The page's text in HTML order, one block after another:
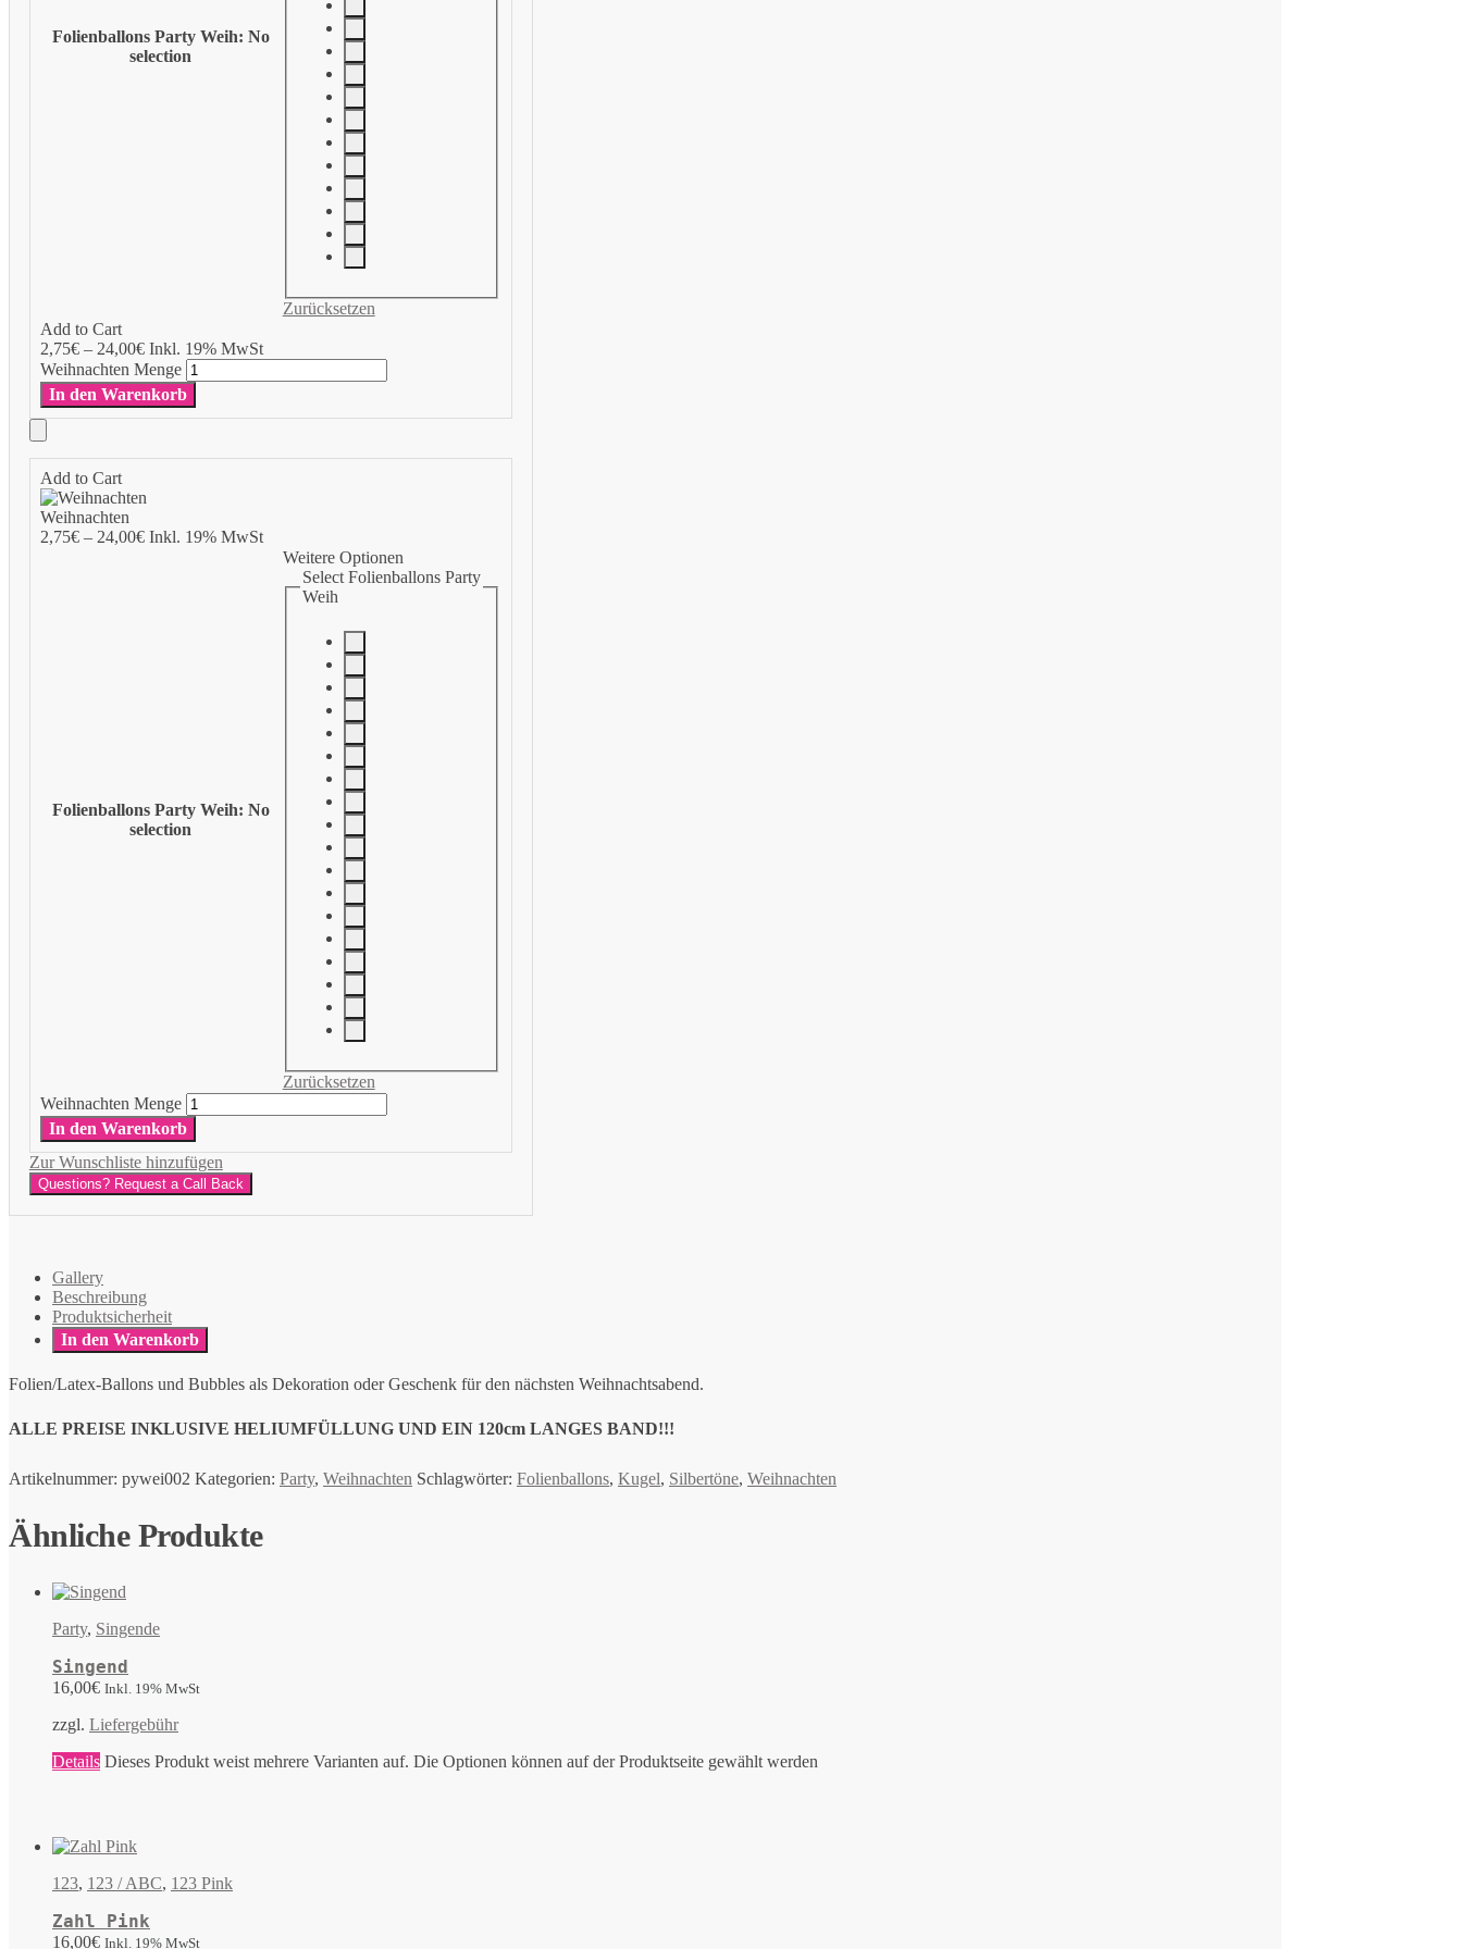
Add to Cart
2,75€– 24,00€Inkl. 19% MwSt
Folienballons Party Weih: No
selection
Zurücksetzen
Weihnachten Menge
In den Warenkorb
Add to Cart
Weihnachten
2,75€– 24,00€Inkl. 19% MwSt
Folienballons Party Weih: No
selection
Weitere Optionen
Select Folienballons Party
Weih
Zurücksetzen
Weihnachten Menge
In den Warenkorb
Zur Wunschliste hinzufügen
Questions? Request a Call Back
Gallery
Beschreibung
Produktsicherheit
In den Warenkorb
Folien/Latex-Ballons und Bubbles als Dekoration oder Geschenk für den nächsten Weihnachtsabend.
ALLE PREISE INKLUSIVE HELIUMFÜLLUNG UND EIN 120cm LANGES BAND!!!
Artikelnummer: pywei002 Kategorien: Party, Weihnachten Schlagwörter: Folienballons, Kugel, Silbertöne, Weihnachten
Ähnliche Produkte
Party, Singende
Singend
16,00€ Inkl. 19% MwSt
zzgl. Liefergebühr
Details Dieses Produkt weist mehrere Varianten auf. Die Optionen können auf der Produktseite gewählt werden
123, 123 / ABC, 123 Pink
Zahl Pink
16,00€ Inkl. 19% MwSt